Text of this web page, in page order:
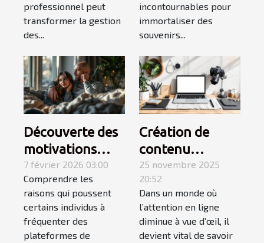
professionnel peut
transformer la gestion
des...
incontournables pour
immortaliser des
souvenirs...
Découverte des
motivations
derrière
l'utilisation des
sites de
rencontres
adultères
7 février 2026 03:00
Comprendre les
raisons qui poussent
certains individus à
fréquenter des
plateformes de
Création de
contenu
engageant :
secrets pour
captiver votre
audience
25 novembre 2025
20:52
Dans un monde où
l’attention en ligne
diminue à vue d’œil, il
devient vital de savoir